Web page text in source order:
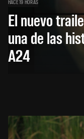
HACE 19 HORAS
El nuevo
una de las
A24